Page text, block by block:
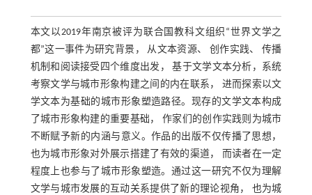
本文以2019年南京被评为联合国教科文组织“世界文学之
都”这一事件为研究背景， 从文本资源、 创作实践、 传播
机制和阅读接受四个维度出发， 基于文学文本分析，系统
考察文学与城市形象构建之间的内在联系， 进而探索以文
学文本为基础的城市形象塑造路径。现存的文学文本构成
了城市形象构建的重要基础， 作家们的创作实践则为城市
不断赋予新的内涵与意义。作品的出版不仅传播了思想，
也为城市形象对外展示搭建了有效的渠道， 而读者在一定
程度上也参与了城市形象塑造。通过这一研究不仅为理解
文学与城市发展的互动关系提供了新的理论视角， 也为城